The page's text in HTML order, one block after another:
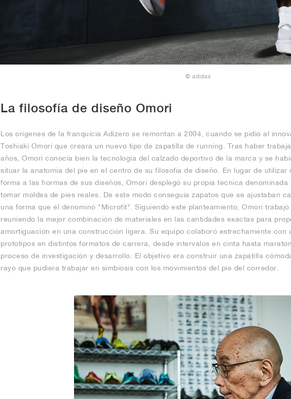
© adidas
La filosofía de diseño Omori
Los orígenes de la franquicia Adizero se remontan a 2004, cuando se pidió al
Toshiaki Omori que creara un nuevo tipo de zapatilla de running. Tras haber
años, Omori conocía bien la tecnología del calzado deportivo de la marca y se
situar la anatomía del pie en el centro de su filosofía de diseño. En lugar de utilizar
forma a las hormas de sus diseños, Omori desplegó su propia técnica
tomar moldes de pies reales. De este modo conseguía zapatos que se ajustaban
una forma que él denominó "Microfit". Siguiendo este planteamiento, Omori
reuniendo la mejor combinación de materiales en las cantidades exactas para
amortiguación en una construcción ligera. Su equipo colaboró estrechamente con
prototipos en distintos formatos de carrera, desde intervalos en cinta hasta
proceso de investigación y desarrollo. El objetivo era construir una zapatilla
rayo que pudiera trabajar en simbiosis con los movimientos del pie del corredor.